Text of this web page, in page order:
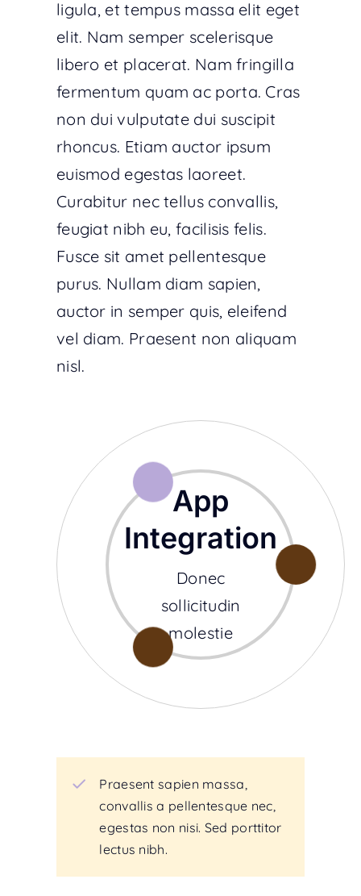
ligula, et tempus massa elit eget
elit. Nam semper scelerisque
libero et placerat. Nam fringilla
fermentum quam ac porta. Cras
non dui vulputate dui suscipit
rhoncus. Etiam auctor ipsum
euismod egestas laoreet.
Curabitur nec tellus convallis,
feugiat nibh eu, facilisis felis.
Fusce sit amet pellentesque
purus. Nullam diam sapien,
auctor in semper quis, eleifend
vel diam. Praesent non aliquam
nisl.
App
Integration
Donec
sollicitudin
molestie
Praesent sapien massa,
convallis a pellentesque nec,
egestas non nisi. Sed porttitor
lectus nibh.